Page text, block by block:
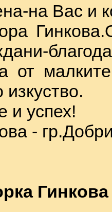
на Вас и
от
и успех!
-